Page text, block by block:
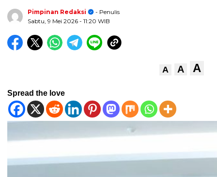
Pimpinan Redaksi
- Penulis
Sabtu, 9 Mei 2026 - 11:20 WIB
A A A
Spread the love